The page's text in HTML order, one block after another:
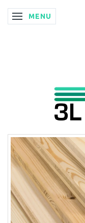
SKIFTE
MENU